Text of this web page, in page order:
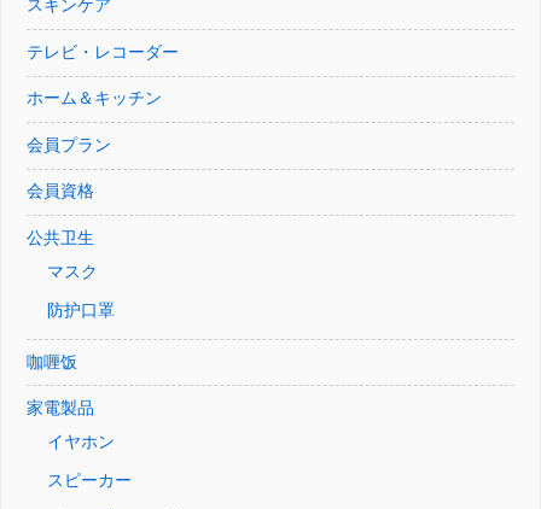
スキンケア
テレビ・レコーダー
ホーム＆キッチン
会員プラン
会員資格
公共卫生
マスク
防护口罩
咖喱饭
家電製品
イヤホン
スピーカー